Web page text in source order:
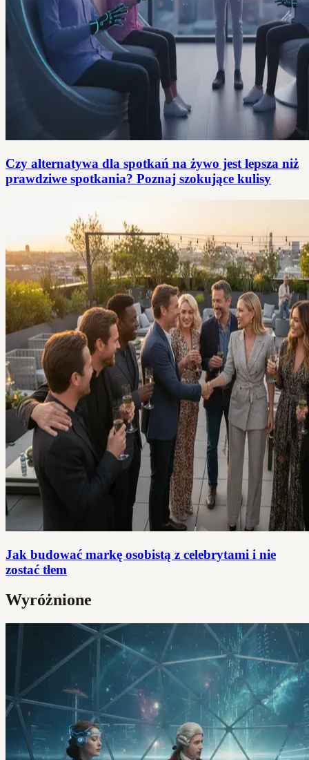
Czy alternatywa dla spotkań na żywo jest lepsza niż
prawdziwe spotkania? Poznaj szokujące kulisy
Jak budować markę osobistą z celebrytami i nie
zostać tłem
Wyróżnione